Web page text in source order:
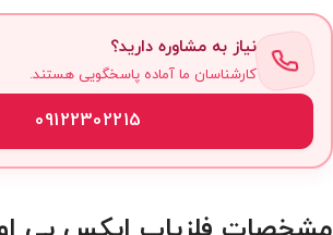
نیاز به مشاوره دارید؟
کارشناسان ما آماده پاسخگویی هستند.
09122302215